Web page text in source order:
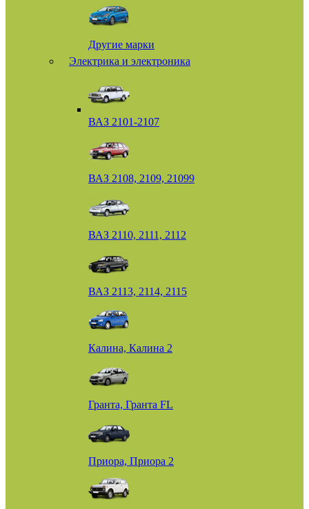
Другие марки
Электрика и электроника
ВАЗ 2101-2107
ВАЗ 2108, 2109, 21099
ВАЗ 2110, 2111, 2112
ВАЗ 2113, 2114, 2115
Калина, Калина 2
Гранта, Гранта FL
Приора, Приора 2